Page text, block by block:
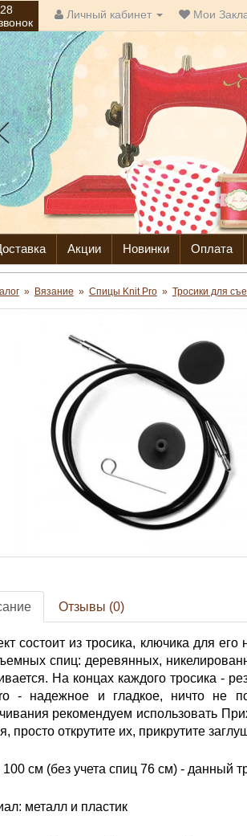
Личный кабинет Мои
Акции Новинки Оплата
» Вязание » Спицы Knit Pro » Тросики для
Отзывы (0)
состоит из тросика, ключика для
спиц: деревянных,
На концах каждого тросика -
- надежное и гладкое, ничто не
рекомендуем использовать
просто открутите их, прикрутите
см (без учета спиц 76 см) - данный
металл и пластик